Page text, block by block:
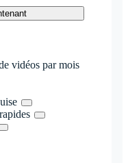
vidéos par mois